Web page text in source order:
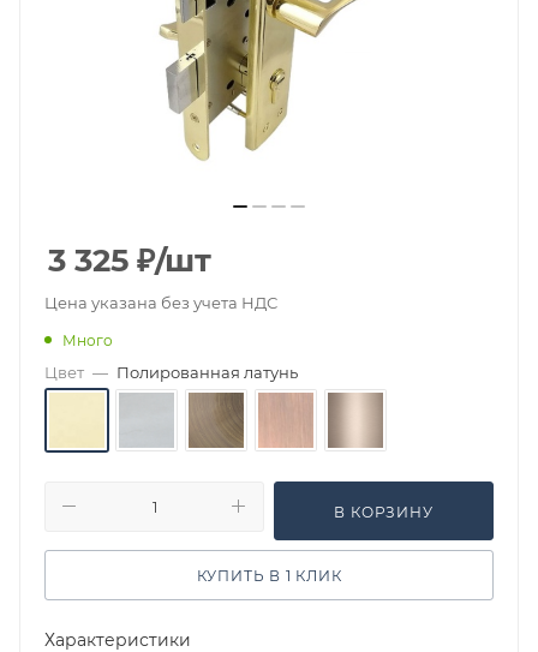
3 325 ₽/шт
Цена указана без учета НДС
Много
Цвет — Полированная латунь
В КОРЗИНУ
КУПИТЬ В 1 КЛИК
Характеристики